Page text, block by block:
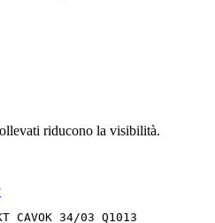
riducono la visibilità.
CAVOK 34/03 Q1013